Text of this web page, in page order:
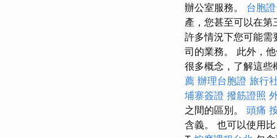
辦公室服務。 台胞
產，您甚至可以在第
許多情況下您可能需
司的業務。 此外，
很多概念，了解這
薦 辦理台胞證 旅行
埔寨簽證 撥筋證照
之間的區別。 頭痛
含義。 也可以使用比